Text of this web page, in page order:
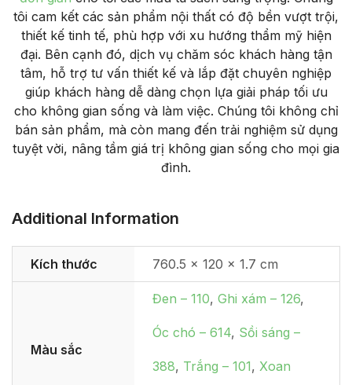
tôi cam kết các sản phẩm nội thất có độ bền vượt trội,
thiết kế tinh tế, phù hợp với xu hướng thẩm mỹ hiện
đại. Bên cạnh đó, dịch vụ chăm sóc khách hàng tận
tâm, hỗ trợ tư vấn thiết kế và lắp đặt chuyên nghiệp
giúp khách hàng dễ dàng chọn lựa giải pháp tối ưu
cho không gian sống và làm việc. Chúng tôi không chỉ
bán sản phẩm, mà còn mang đến trải nghiệm sử dụng
tuyệt vời, nâng tầm giá trị không gian sống cho mọi gia
đình.
Additional Information
Kích thước 760.5 × 120 × 1.7 cm
Màu sắc
Đen – 110, Ghi xám – 126,
Óc chó – 614, Sồi sáng –
388, Trắng – 101, Xoan